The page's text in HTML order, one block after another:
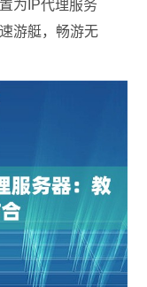
为IP代理服务
游艇，畅游无